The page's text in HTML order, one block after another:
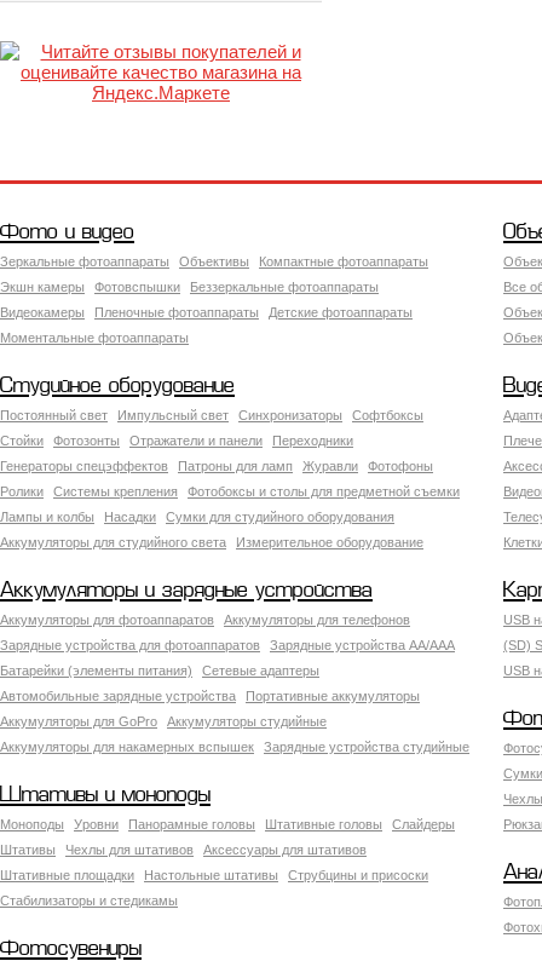
Фото и видео
Зеркальные фотоаппараты Объективы
Компактные фотоаппараты
Экшн камеры
Фотовспышки
Беззеркальные фотоаппараты
Видеокамеры
Пленочные фотоаппараты
Детские фотоаппараты
Моментальные фотоаппараты
Все
Студийное оборудование
Постоянный свет Импульсный свет Синхронизаторы
Софтбоксы
Стойки
Фотозонты Отражатели и панели
Переходники
Генераторы спецэффектов
Патроны для ламп Журавли
Фотофоны
Ролики
Системы крепления
Фотобоксы и столы для предметной съемки
Лампы и колбы
Насадки
Сумки для студийного оборудования
Аккумуляторы для студийного света
Измерительное оборудование
Аккумуляторы и зарядные устройства
Аккумуляторы для фотоаппаратов
Аккумуляторы для телефонов
Зарядные устройства для фотоаппаратов
Зарядные устройства AA/AAA
Батарейки (элементы питания)
Сетевые адаптеры
Автомобильные зарядные устройства
Портативные аккумуляторы
Аккумуляторы для GoPro
Аккумуляторы студийные
Аккумуляторы для накамерных вспышек
Зарядные устройства студийные
USB
(SD)
USB
Штативы и моноподы
Моноподы Уровни Панорамные головы Штативные головы
Слайдеры
Штативы
Чехлы для штативов
Аксессуары для штативов
Штативные площадки
Настольные штативы
Струбцины и присоски
Стабилизаторы и стедикамы
Фотосувениры